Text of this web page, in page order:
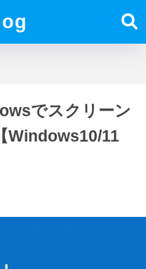
でスクリーン
Windows10/11